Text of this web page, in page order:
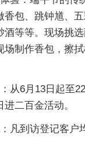
香包、跳钟馗、
酒等等。现场挑
场制作香包，擦
从6月13日起至
二百金活动。
凡到访登记客户